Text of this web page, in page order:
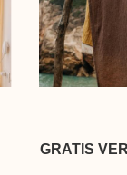
GRATIS